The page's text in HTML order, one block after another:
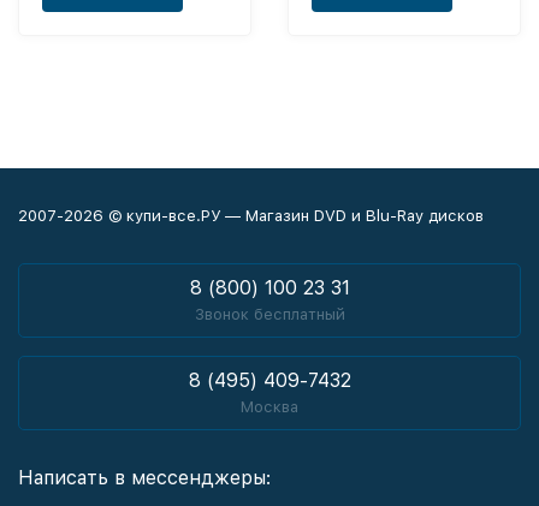
2007-2026 © купи-все.РУ — Магазин DVD и Blu-Ray дисков
8 (800) 100 23 31
Звонок бесплатный
8 (495) 409-7432
Москва
Написать в мессенджеры: